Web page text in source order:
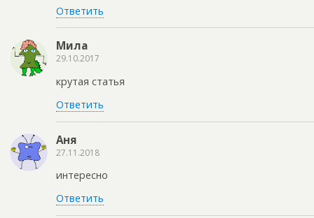
Ответить
Мила
29.10.2017
крутая статья
Ответить
Аня
27.11.2018
интересно
Ответить